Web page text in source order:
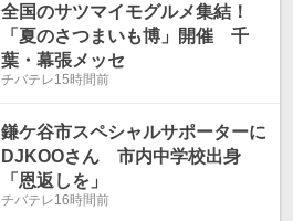
全国のサツマイモグルメ集結！
「夏のさつまいも博」開催 千
葉・幕張メッセ
チバテレ15時間前
鎌ケ谷市スペシャルサポーターに
DJKOOさん 市内中学校出身
「恩返しを」
チバテレ16時間前